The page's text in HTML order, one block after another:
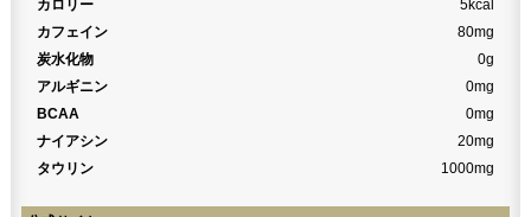
カロリー
5kcal
カフェイン
80mg
炭水化物
0g
アルギニン
0mg
BCAA
0mg
ナイアシン
20mg
タウリン
1000mg